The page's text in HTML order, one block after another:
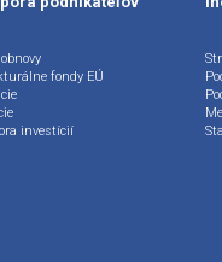
fondy EÚ
investícií